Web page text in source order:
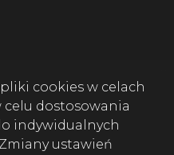
cookies w celach
celu dostosowania
indywidualnych
ustawień